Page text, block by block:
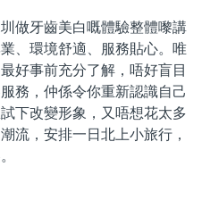
牙齒美白嘅體驗整體嚟講
、環境舒適、服務貼心。唯
好事前充分了解，唔好盲目
務，仲係令你重新認識自己
下改變形象，又唔想花太多
流，安排一日北上小旅行，